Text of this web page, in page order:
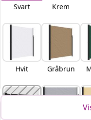
Svart Krem
Hvit Gråbrun